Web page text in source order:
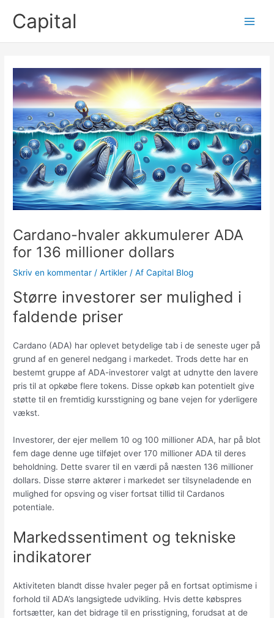
Capital
Cardano-hvaler akkumulerer ADA
for 136 millioner dollars
Skriv en kommentar /Artikler / AfCapital Blog
Større investorer ser mulighed i
faldende priser
Cardano (ADA) har oplevet betydelige tab i de seneste uger på
grund af en generel nedgang i markedet. Trods dette har en
bestemt gruppe af ADA-investorer valgt at udnytte den lavere
pris til at opkøbe flere tokens. Disse opkøb kan potentielt give
støtte til en fremtidig kursstigning og bane vejen for yderligere
vækst.
Investorer, der ejer mellem 10 og 100 millioner ADA, har på blot
fem dage denne uge tilføjet over 170 millioner ADA til deres
beholdning. Dette svarer til en værdi på næsten 136 millioner
dollars. Disse større aktører i markedet ser tilsyneladende en
mulighed for opsving og viser fortsat tillid til Cardanos
potentiale.
Markedssentiment og tekniske
indikatorer
Aktiviteten blandt disse hvaler peger på en fortsat optimisme i
forhold til ADA’s langsigtede udvikling. Hvis dette købspres
fortsætter, kan det bidrage til en prisstigning, forudsat at de